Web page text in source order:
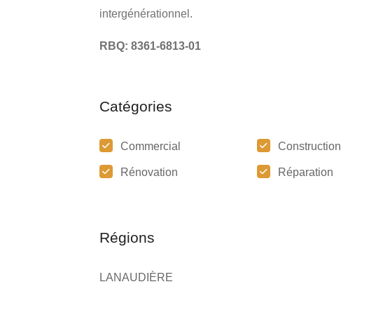
intergénérationnel.
RBQ: 8361-6813-01
Catégories
Commercial Construction
Rénovation Réparation
Régions
LANAUDIÈRE